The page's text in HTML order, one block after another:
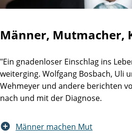
Männer, Mutmacher,
"Ein gnadenloser Einschlag ins
weiterging. Wolfgang Bosbach, Uli
Wehmeyer und andere berichten
nach und mit der Diagnose.
Männer machen Mut